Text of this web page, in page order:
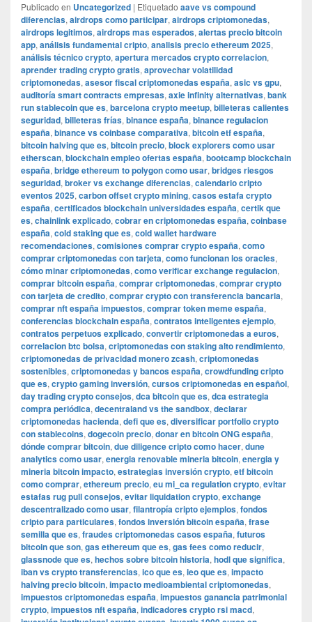
Publicado en Uncategorized | Etiquetado aave vs compound
diferencias, airdrops como participar, airdrops criptomonedas,
airdrops legitimos, airdrops mas esperados, alertas precio bitcoin
app, análisis fundamental cripto, analisis precio ethereum 2025,
análisis técnico crypto, apertura mercados crypto correlacion,
aprender trading crypto gratis, aprovechar volatilidad
criptomonedas, asesor fiscal criptomonedas españa, asic vs gpu,
auditoría smart contracts empresas, axie infinity alternativas, bank
run stablecoin que es, barcelona crypto meetup, billeteras calientes
seguridad, billeteras frías, binance españa, binance regulacion
españa, binance vs coinbase comparativa, bitcoin etf españa,
bitcoin halving que es, bitcoin precio, block explorers como usar
etherscan, blockchain empleo ofertas españa, bootcamp blockchain
españa, bridge ethereum to polygon como usar, bridges riesgos
seguridad, broker vs exchange diferencias, calendario cripto
eventos 2025, carbon offset crypto mining, casos estafa crypto
españa, certificados blockchain universidades españa, certik que
es, chainlink explicado, cobrar en criptomonedas españa, coinbase
españa, cold staking que es, cold wallet hardware
recomendaciones, comisiones comprar crypto españa, como
comprar criptomonedas con tarjeta, como funcionan los oracles,
cómo minar criptomonedas, como verificar exchange regulacion,
comprar bitcoin españa, comprar criptomonedas, comprar crypto
con tarjeta de credito, comprar crypto con transferencia bancaria,
comprar nft españa impuestos, comprar token meme españa,
conferencias blockchain españa, contratos inteligentes ejemplo,
contratos perpetuos explicado, convertir criptomonedas a euros,
correlacion btc bolsa, criptomonedas con staking alto rendimiento,
criptomonedas de privacidad monero zcash, criptomonedas
sostenibles, criptomonedas y bancos españa, crowdfunding cripto
que es, crypto gaming inversión, cursos criptomonedas en español,
day trading crypto consejos, dca bitcoin que es, dca estrategia
compra periódica, decentraland vs the sandbox, declarar
criptomonedas hacienda, defi que es, diversificar portfolio crypto
con stablecoins, dogecoin precio, donar en bitcoin ONG españa,
dónde comprar bitcoin, due diligence cripto como hacer, dune
analytics como usar, energia renovable mineria bitcoin, energia y
mineria bitcoin impacto, estrategias inversión crypto, etf bitcoin
como comprar, ethereum precio, eu mi_ca regulation crypto, evitar
estafas rug pull consejos, evitar liquidation crypto, exchange
descentralizado como usar, filantropía cripto ejemplos, fondos
cripto para particulares, fondos inversión bitcoin españa, frase
semilla que es, fraudes criptomonedas casos españa, futuros
bitcoin que son, gas ethereum que es, gas fees como reducir,
glassnode que es, hechos sobre bitcoin historia, hodl que significa,
iban vs crypto transferencias, ico que es, ieo que es, impacto
halving precio bitcoin, impacto medioambiental criptomonedas,
impuestos criptomonedas españa, impuestos ganancia patrimonial
crypto, impuestos nft españa, indicadores crypto rsi macd,